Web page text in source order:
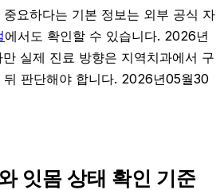
요하다는 기본 정보는 외부 공식 자
에서도 확인할 수 있습니다. 2026년
실제 진료 방향은 지역치과에서 구
판단해야 합니다. 2026년05월30
잇몸 상태 확인 기준